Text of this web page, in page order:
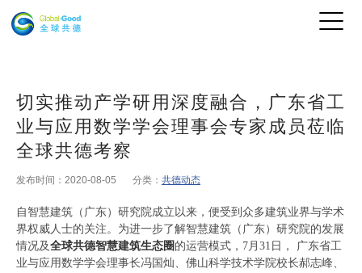
切实推动产学研用深度融合，广东省工
业与应用数学学会理事会专家成员莅临
全球共德考察
发布时间：2020-08-05 分类： 共德动态
自智慧建筑（广东）研究院成立以来，便受到众多建筑业界与学术
界权威人士的关注。为进一步了解智慧建筑（广东）研究院的发展
情况及全球共德智慧建筑生态圈 的运营模式，7月31日， 广东省工
业与应用数学学会理事长冯国灿、佛山科学技术学院校长郝志峰、